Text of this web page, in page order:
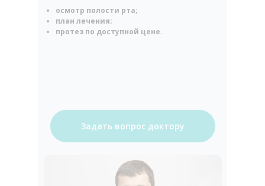
Задать вопрос доктору
осмотр полости рта;
план лечения;
протез по доступной цене.